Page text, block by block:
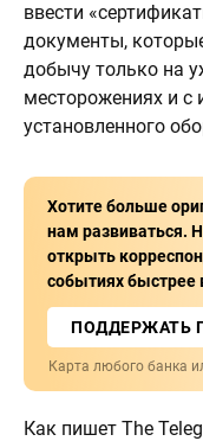
ввести
документы,
добычу только на
месторожениях и с
установленного
Хотите больше
нам
открыть
событиях быстрее
ПОДДЕРЖАТЬ
Карта любого банка
Как пишет The